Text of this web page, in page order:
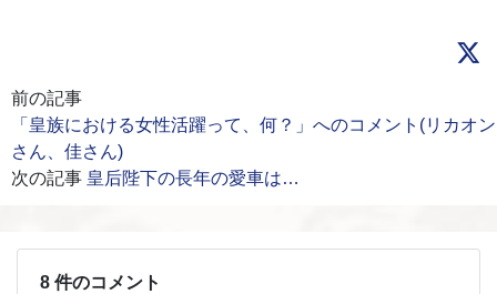
前の記事
「皇族における女性活躍って、何？」へのコメント(リカオン
さん、佳さん)
次の記事 皇后陛下の長年の愛車は…
8 件のコメント